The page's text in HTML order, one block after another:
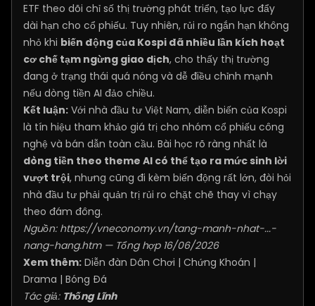
ETF theo dõi chỉ số thị trường phát triển, tạo lực đẩy
dài hạn cho cổ phiếu. Tuy nhiên, rủi ro ngắn hạn không
nhỏ khi biến động của Kospi đã nhiều lần kích hoạt
cơ chế tạm ngừng giao dịch, cho thấy thị trường
đang ở trạng thái quá nóng và dễ điều chỉnh mạnh
nếu dòng tiền AI đảo chiều.
Kết luận: Với nhà đầu tư Việt Nam, diễn biến của Kospi
là tín hiệu tham khảo giá trị cho nhóm cổ phiếu công
nghệ và bán dẫn toàn cầu. Bài học rõ ràng nhất là
dòng tiền theo theme AI có thể tạo ra mức sinh lời
vượt trội, nhưng cũng đi kèm biến động rất lớn, đòi hỏi
nhà đầu tư phải quản trị rủi ro chặt chẽ thay vì chạy
theo đám đông.
Nguồn: https://vneconomy.vn/tang-manh-nhat-...-
nang-hang.htm— Tổng hợp 16/06/2026
Xem thêm: Diễn đàn Dân Chơi | Chứng Khoán |
Drama | Bóng Đá
Tác giả: Thống Lĩnh